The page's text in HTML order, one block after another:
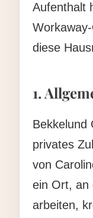
Aufenthalt
diese
1.
Bekkelund
privates
von
ein Ort, an
arbeiten,